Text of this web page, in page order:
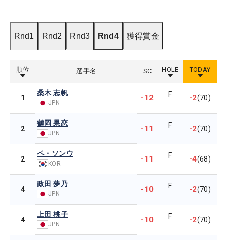
Rnd1 Rnd2 Rnd3 Rnd4 獲得賞金
順位 選手名 SC HOLE TODAY
1
桑木 志帆
JPN
-12 F -2(70)
2
鶴岡 果恋
JPN -11 F -2(70)
2
ペ・ソンウ
KOR -11 F -4(68)
4
政田 夢乃
JPN -10 F -2(70)
4
上田 桃子
JPN -10 F -2(70)